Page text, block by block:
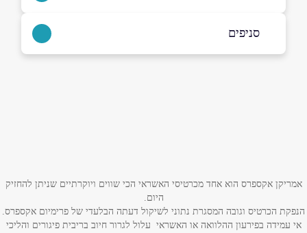
באתר בפייסבוק באינסטגרם
אימייל*
סניפים
אמריקן אקספרס הוא אחד מכרטיסי האשראי הכי שווים ויוקרתיים שניתן להחזיק
היום.
הנפקת הכרטיס וגובה המסגרת נתוני לשיקול דעתה הבלעדי של פרימיום אקספרס.
אי עמידה בפירעון ההלוואה או האשראי עלול לגרור חיוב בריבית פיגורים והליכי